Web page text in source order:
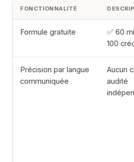
FONCTIONNALITÉ
Formule gratuite
✅ 60
100
Précision par langue
communiquée
Aucun
audité